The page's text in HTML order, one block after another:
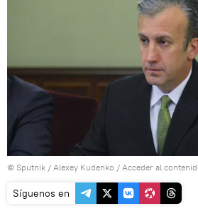
© Sputnik / Alexey Kudenko / Acceder al
Síguenos en